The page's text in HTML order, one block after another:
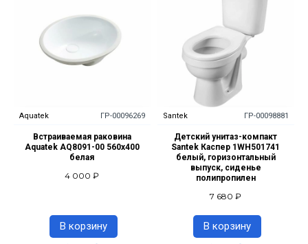
Aquatek ГР-00096269
Встраиваемая раковина
Aquatek AQ8091-00 560х400
белая
4 000 ₽
В корзину
Santek ГР-00098881
Детский унитаз-компакт
Santek Каспер 1WH501741
белый, горизонтальный
выпуск, сиденье
полипропилен
7 680 ₽
В корзину